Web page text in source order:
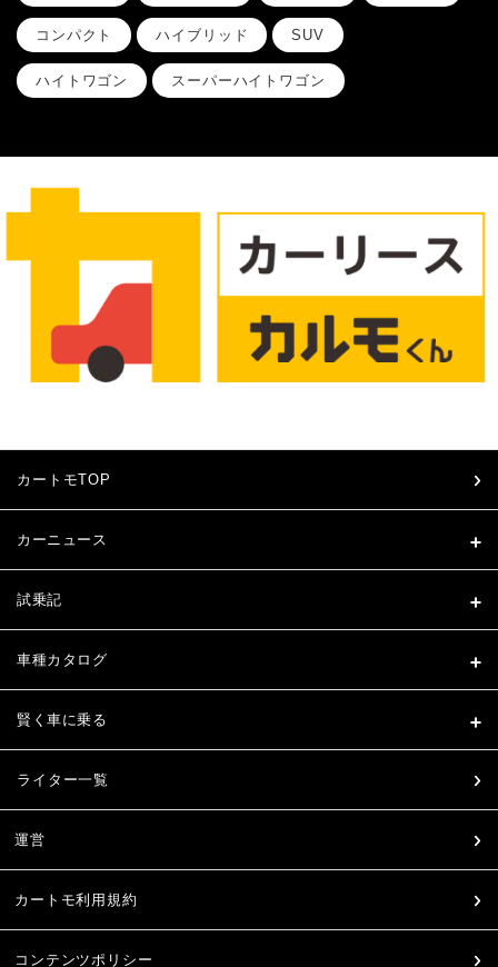
コンパクト ハイブリッド SUV
ハイトワゴン スーパーハイトワゴン
カートモTOP
カーニュース
試乗記
車種カタログ
賢く車に乗る
ライター一覧
運営
カートモ利用規約
コンテンツポリシー